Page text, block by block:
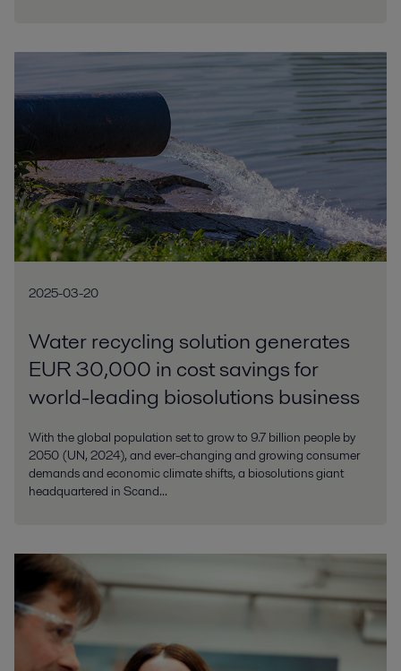
2025-03-20
Water recycling solution generates
EUR 30,000 in cost savings for
world-leading biosolutions business
With the global population set to grow to 9.7 billion people by
2050 (UN, 2024), and ever-changing and growing consumer
demands and economic climate shifts, a biosolutions giant
headquartered in Scand...